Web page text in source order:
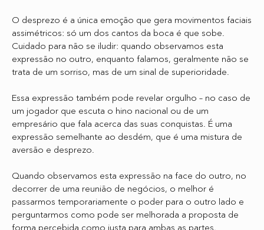
O desprezo é a única emoção que gera movimentos faciais
assimétricos: só um dos cantos da boca é que sobe.
Cuidado para não se iludir: quando observamos esta
expressão no outro, enquanto falamos, geralmente não se
trata de um sorriso, mas de um sinal de superioridade.
Essa expressão também pode revelar orgulho – no caso de
um jogador que escuta o hino nacional ou de um
empresário que fala acerca das suas conquistas. É uma
expressão semelhante ao desdém, que é uma mistura de
aversão e desprezo.
Quando observamos esta expressão na face do outro, no
decorrer de uma reunião de negócios, o melhor é
passarmos temporariamente o poder para o outro lado e
perguntarmos como pode ser melhorada a proposta de
forma percebida como justa para ambas as partes.